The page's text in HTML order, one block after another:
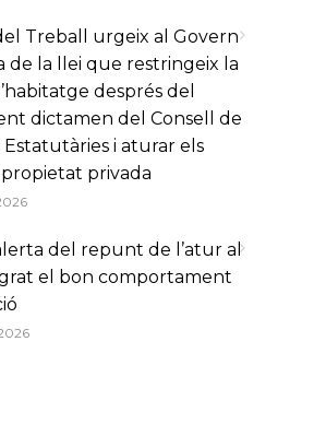
Treball urgeix al Govern
de la llei que restringeix la
després del
dictamen del Consell de
Estatutàries i aturar els
propietat privada
del repunt de l’atur al
el bon comportament